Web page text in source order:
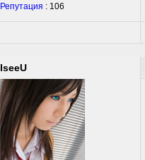
Репутация : 106
IseeU